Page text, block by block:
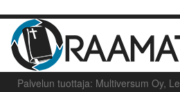
Palvelun tuottaja: Multiversum Oy,